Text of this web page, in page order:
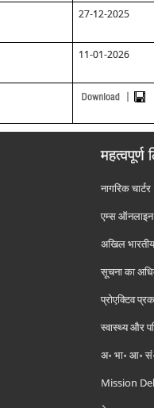
27-12-2025
11-01-2026
महत्वपूर्ण
नागरिक चार्टर
एम्स ऑनलाइन
अखिल
सूचना का
प्रोएक्टिव
स्वास्थ्य और
अ॰ भा॰ आ॰
Mission